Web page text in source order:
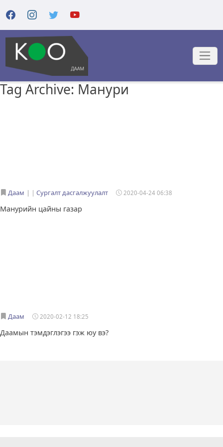
Tag Archive: Манури
Даам | Сургалт дасгалжуулалт 2020-04-24 06:38
Манурийн цайны газар
Даам 2020-02-12 18:25
Даамын тэмдэглэгээ гэж юу вэ?